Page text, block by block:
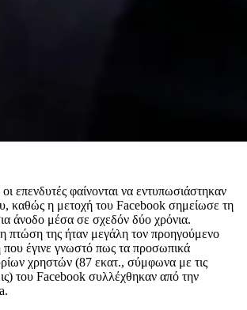
επενδυτές φαίνονται να εντυπωσιάστηκαν
καθώς η μετοχή του Facebook σημείωσε τη
άνοδο μέσα σε σχεδόν δύο χρόνια.
πτώση της ήταν μεγάλη τον προηγούμενο
που έγινε γνωστό πως τα προσωπικά
χρηστών (87 εκατ., σύμφωνα με τις
του Facebook συλλέχθηκαν από την